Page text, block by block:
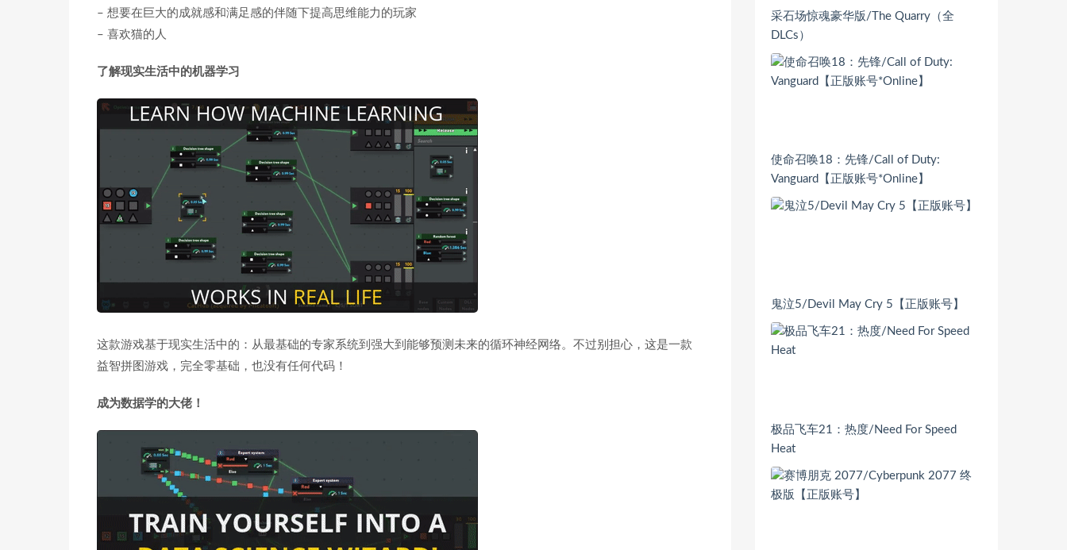
– 想要在巨大的成就感和满足感的伴随下提高思维能力的玩家
– 喜欢猫的人
了解现实生活中的机器学习
这款游戏基于现实生活中的：从最基础的专家系统到强大到能够预测未来的循环神经网络。不过别担心，这是一款
益智拼图游戏，完全零基础，也没有任何代码！
成为数据学的大佬！
采石场惊魂豪华版/The Quarry（全
DLCs）
使命召唤18：先锋/Call of Duty:
Vanguard【正版账号*Online】
鬼泣5/Devil May Cry 5【正版账号】
极品飞车21：热度/Need For Speed
Heat